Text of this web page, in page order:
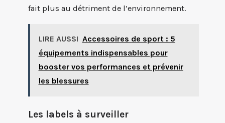
fait plus au détriment de l’environnement.
LIRE AUSSI Accessoires de sport : 5
équipements indispensables pour
booster vos performances et prévenir
les blessures
Les labels à surveiller